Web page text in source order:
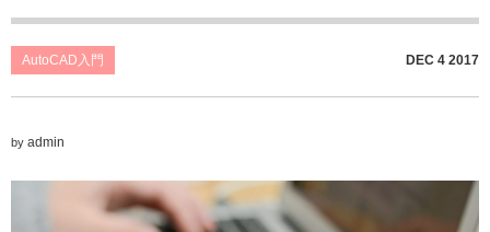
AutoCAD入門 DEC 4 2017
by admin